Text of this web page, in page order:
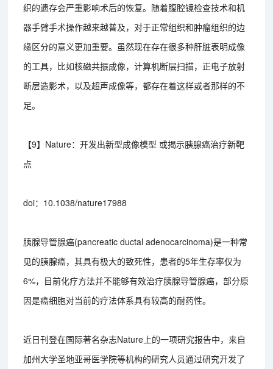
织的遗存会严重影响术后的恢复。随着腹腔镜检查技术和机
器手臂手术操作越来越普及，对于正常组织和肿瘤组织的边
缘区分的意义更加重要。虽然现在存在很多种肝脏表明成像
的工具，比如核磁共振成像，计算机断层扫描，正电子放射
断层造影术，以及超声成像等，都存在着这样或者那样的不
足。
【9】Nature：开发出新型成像模型 或揭示胰腺癌治疗新靶
点
doi：10.1038/nature17988
胰腺导管腺癌(pancreatic ductal adenocarcinoma)是一种常
见的胰腺癌，其具有极大的致死性，患者的5年生存率仅为
6%，目前化疗方法并不能够有效治疗胰腺导管腺癌，部分原
因是癌细胞对当前的疗法体系具有较高的耐药性。
近日刊登在国际著名杂志Nature上的一项研究报告中，来自
加州大学圣地亚哥医学院等机构的研究人员通过研究开发了